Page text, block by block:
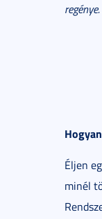
Éljen
minél